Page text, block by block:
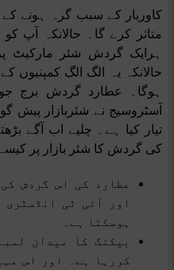
کاوربار کے سبب گرہ ہونے کے
متاثر کرے گا۔ حالانکہ آپ
ہرایک گردش شئر مارکیٹ
حالانکہ یہ الگ الگ کمپنیوں
ہوگا۔ عطارد گردش برج
آسٹروسیج نے شئربازار
تیار کیا ہے۔ چلیے اب آگے
کی گردش کا شئر بازار پر کیسے
عطارد کی اس گردش
اور آئی ٹی انڈسٹری
ہوسکتا ہے۔
بیکنگ کا میدان
کررہا ہے۔ اور اس